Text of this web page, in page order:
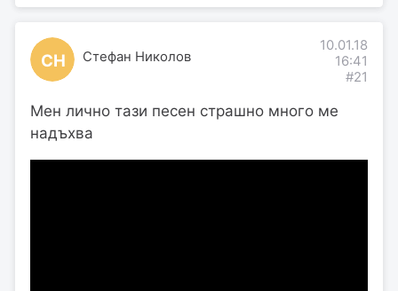
СН Стефан Николов
10.01.18
16:41
#21
Мен лично тази песен страшно много ме
надъхва